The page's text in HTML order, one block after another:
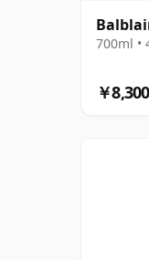
700ml •
￥8,300